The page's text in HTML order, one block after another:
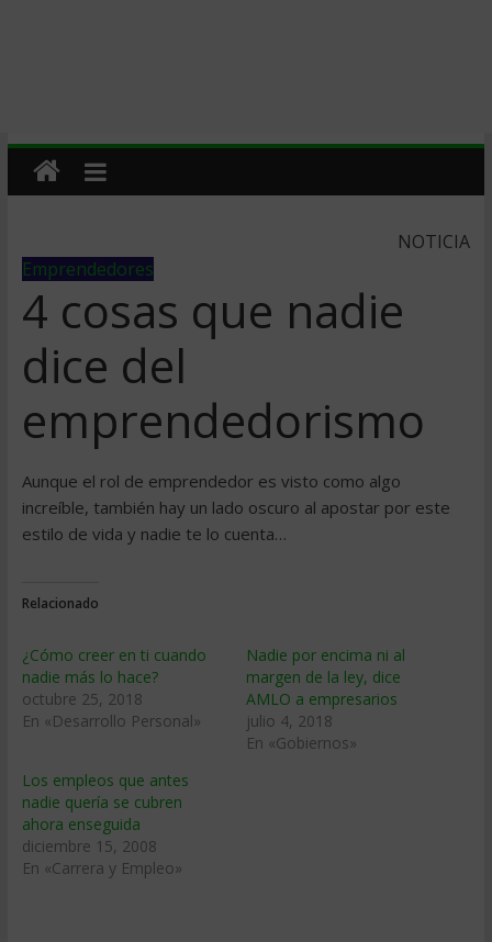
NOTICIA
Emprendedores
4 cosas que nadie
dice del
emprendedorismo
Aunque el rol de emprendedor es visto como algo
increíble, también hay un lado oscuro al apostar por este
estilo de vida y nadie te lo cuenta…
Relacionado
¿Cómo creer en ti cuando
nadie más lo hace?
octubre 25, 2018
En «Desarrollo Personal»
Nadie por encima ni al
margen de la ley, dice
AMLO a empresarios
julio 4, 2018
En «Gobiernos»
Los empleos que antes
nadie querí­a se cubren
ahora enseguida
diciembre 15, 2008
En «Carrera y Empleo»